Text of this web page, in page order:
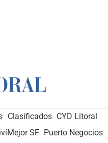
Clasificados CYD Litoral
SF Puerto Negocios